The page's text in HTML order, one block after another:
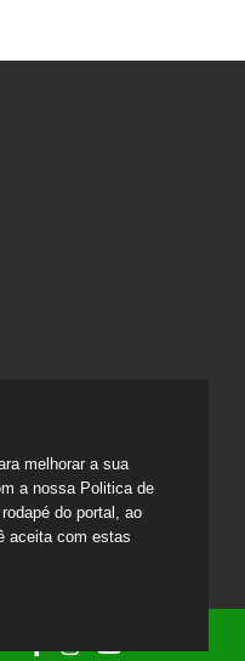
melhorar a sua
a nossa Politica de
do portal, ao
aceita com estas